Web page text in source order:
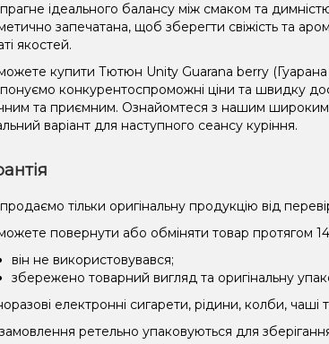
ідеального балансу між смаком та
запечатана, щоб зберегти свіжість та
якостей.
купити Тютюн Unity Guarana berry
конкурентоспроможні ціни та швидку
та приємним. Ознайомтеся з нашим
варіант для наступного сеансу куріння.
тільки оригінальну продукцію від
повернути або обміняти товар протягом
він не використовувався;
збережено товарний вигляд та оригінальну
електронні сигарети, рідини, колби,
замовлення ретельно упаковуються для